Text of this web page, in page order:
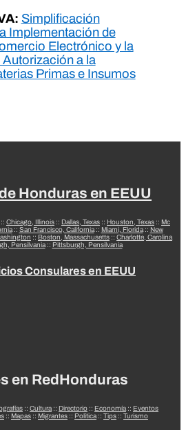
Simplificación
Implementación de
Electrónico y la
a la
Primas e Insumos
Honduras en EEUU
:: Chicago, Illinois :: Dallas, Texas :: Houston, Texas :: Mc
:: San Francisco, California:: Miami, Florida:: New
:: Boston, Massachusetts :: Charlotte, Carolina
Pensilvania:: Pittsburgh, Pensilvania
Consulares en EEUU
en RedHonduras
:: Cultura :: Directorio :: Economía :: Eventos
:: Mapas :: Migrantes :: Política :: Tips :: Turismo